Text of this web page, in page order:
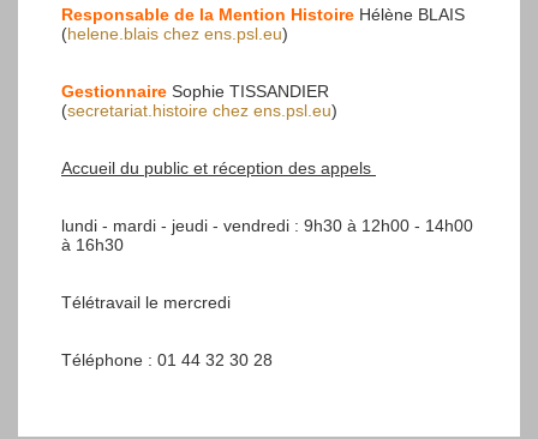
Responsable de la Mention Histoire Hélène BLAIS
(helene.blais chez ens.psl.eu)
Gestionnaire Sophie TISSANDIER
(secretariat.histoire chez ens.psl.eu)
Accueil du public et réception des appels
lundi - mardi - jeudi - vendredi : 9h30 à 12h00 - 14h00
à 16h30
Télétravail le mercredi
Téléphone : 01 44 32 30 28